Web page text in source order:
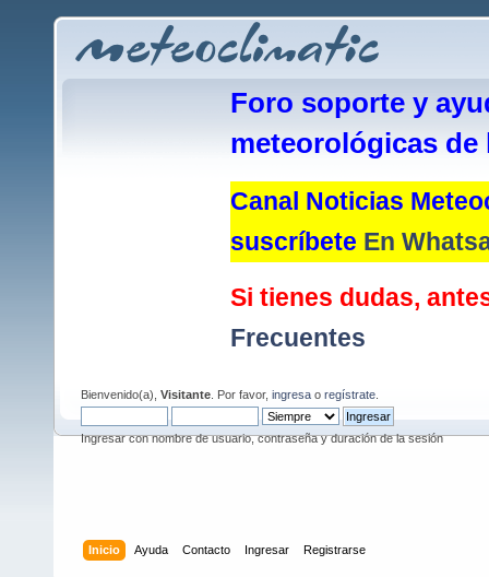
Foro soporte y
meteorológicas de
Canal Noticias
suscríbete En
Si tienes dudas,
Frecuentes
Bienvenido(a), Visitante . Por favor, ingresa o regístrate
Ingresar con nombre de usuario, contraseña y duración de la sesión
Inicio Ayuda Contacto Ingresar Registrarse